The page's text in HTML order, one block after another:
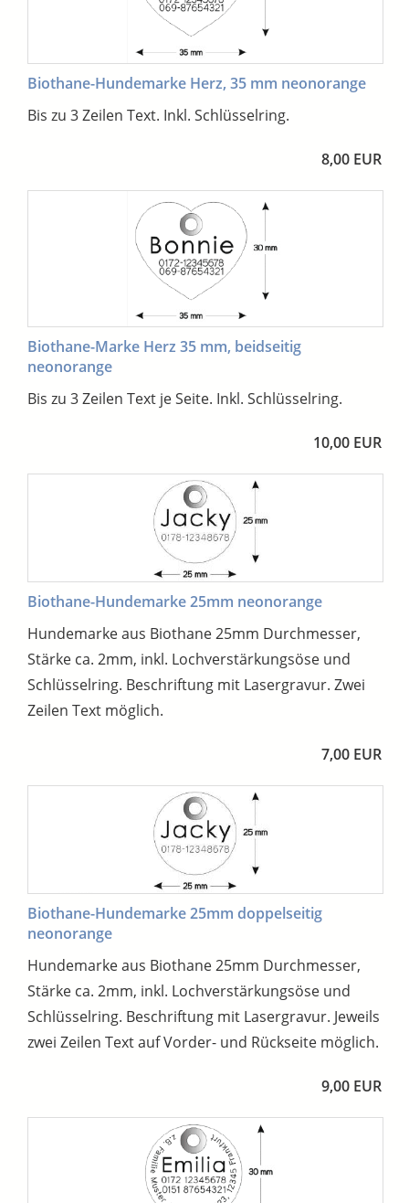
Biothane-Hundemarke Herz, 35 mm neonorange
Bis zu 3 Zeilen Text. Inkl. Schlüsselring.
8,00 EUR
Biothane-Marke Herz 35 mm, beidseitig
neonorange
Bis zu 3 Zeilen Text je Seite. Inkl. Schlüsselring.
10,00 EUR
Biothane-Hundemarke 25mm neonorange
Hundemarke aus Biothane 25mm Durchmesser,
Stärke ca. 2mm, inkl. Lochverstärkungsöse und
Schlüsselring. Beschriftung mit Lasergravur. Zwei
Zeilen Text möglich.
7,00 EUR
Biothane-Hundemarke 25mm doppelseitig
neonorange
Hundemarke aus Biothane 25mm Durchmesser,
Stärke ca. 2mm, inkl. Lochverstärkungsöse und
Schlüsselring. Beschriftung mit Lasergravur. Jeweils
zwei Zeilen Text auf Vorder- und Rückseite möglich.
9,00 EUR